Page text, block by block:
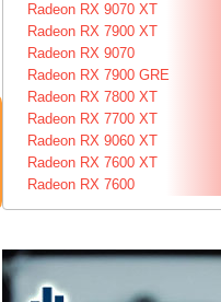
Radeon RX 9070 XT
Radeon RX 7900 XT
Radeon RX 9070
Radeon RX 7900 GRE
Radeon RX 7800 XT
Radeon RX 7700 XT
Radeon RX 9060 XT
Radeon RX 7600 XT
Radeon RX 7600